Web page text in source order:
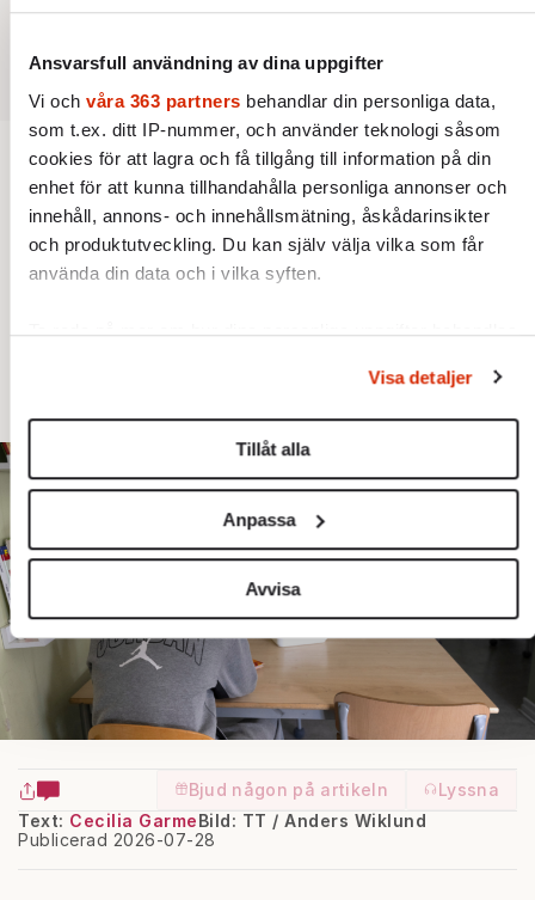
Ansvarsfull användning av dina uppgifter
Vi och våra 363 partners behandlar din personliga data,
som t.ex. ditt IP-nummer, och använder teknologi såsom
cookies för att lagra och få tillgång till information på din
enhet för att kunna tillhandahålla personliga annonser och
innehåll, annons- och innehållsmätning, åskådarinsikter
och produktutveckling. Du kan själv välja vilka som får
använda din data och i vilka syften.
Ta reda på mer om hur dina personliga uppgifter behandlas
ändra eller dra tillbaka ditt samtycke när som helst från
cookie-förklaringen.
Vi använder enhetsidentifierare för att anpassa innehållet
för sociala medier och analysera vår trafik. Vi
vidarebefordrar även sådana identifierare och annan
information från din enhet till de sociala medier och
annons- och analysföretag som vi samarbetar med. Dessa
kan i sin tur kombinera informationen med annan
information som du har tillhandahållit eller som de har
samlat in när du har använt deras tjänster.
Om du vill läsa mer om hur vi hanterar personuppgifter
Visa detaljer
Tillåt alla
Anpassa
Avvisa
INRIKES POLITIK VAL 2026
PISA släpps fem dagar före valet
För första gången offentliggörs OECD:s stora
kraft under valrörelsens sista dagar.
Bjud någon på artikeln
Lyssna
Text: Cecilia Garme
Publicerad 2026-07-28
Bild: TT / Anders Wiklund